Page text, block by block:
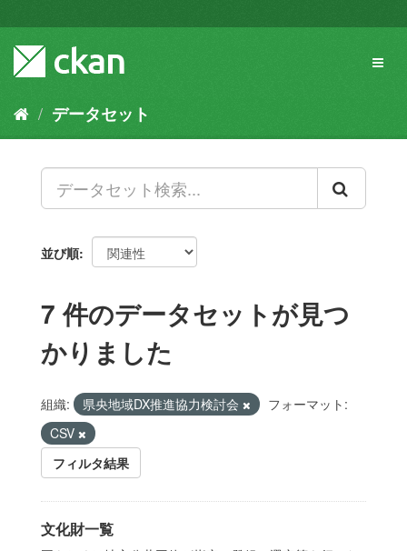
キ
容
データセット
並び順
7 件のデータセットが見つ
かりました
組織: 県央地域DX推進協力検討会
フォーマット:
CSV
フィルタ結果
文化財一覧